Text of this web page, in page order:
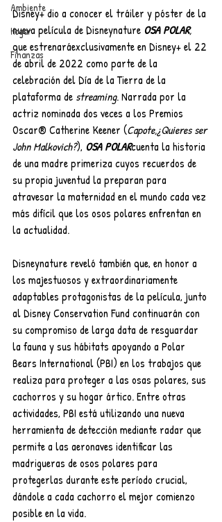
Ambiente
Hogar
Finanzas
Disney+ dio a conocer el tráiler y póster de la
nueva película de Disneynature OSA POLAR,
que estrenaráexclusivamente en Disney+ el 22
de abril de 2022 como parte de la
celebración del Día de la Tierra de la
plataforma de streaming. Narrada por la
actriz nominada dos veces a los Premios
Oscar® Catherine Keener (Capote,¿Quieres ser
John Malkovich?), OSA POLARcuenta la historia
de una madre primeriza cuyos recuerdos de
su propia juventud la preparan para
atravesar la maternidad en el mundo cada vez
más difícil que los osos polares enfrentan en
la actualidad.
Disneynature reveló también que, en honor a
los majestuosos y extraordinariamente
adaptables protagonistas de la película, junto
al Disney Conservation Fund continuarán con
su compromiso de larga data de resguardar
la fauna y sus hábitats apoyando a Polar
Bears International (PBI) en los trabajos que
realiza para proteger a las osas polares, sus
cachorros y su hogar ártico. Entre otras
actividades, PBI está utilizando una nueva
herramienta de detección mediante radar que
permite a las aeronaves identificar las
madrigueras de osos polares para
protegerlas durante este período crucial,
dándole a cada cachorro el mejor comienzo
posible en la vida.